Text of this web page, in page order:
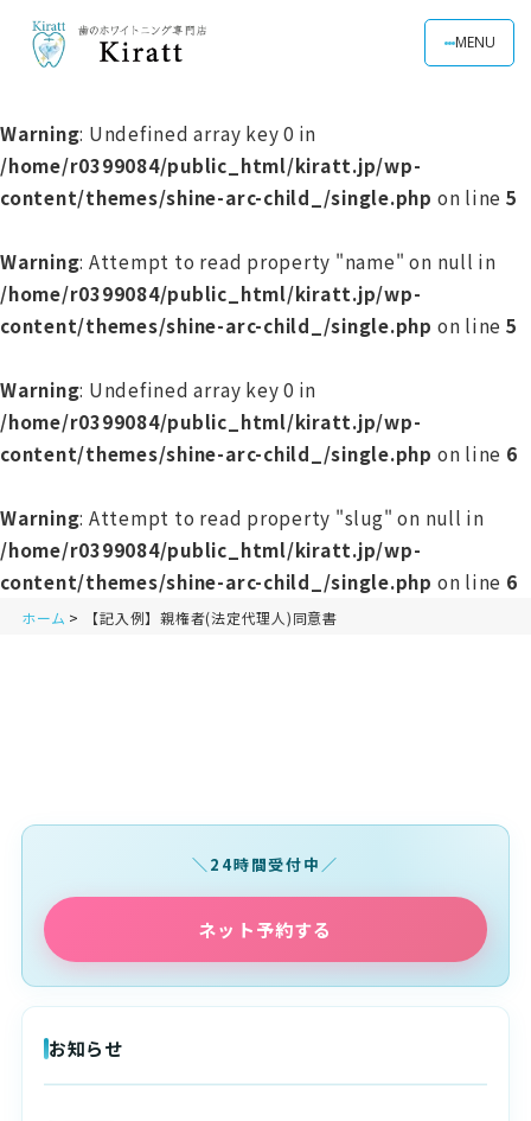
MENU
Warning: Undefined array key 0 in
/home/r0399084/public_html/kiratt.jp/wp-
content/themes/shine-arc-child_/single.php on line 5
Warning: Attempt to read property "name" on null in
/home/r0399084/public_html/kiratt.jp/wp-
content/themes/shine-arc-child_/single.php on line 5
Warning: Undefined array key 0 in
/home/r0399084/public_html/kiratt.jp/wp-
content/themes/shine-arc-child_/single.php on line 6
Warning: Attempt to read property "slug" on null in
/home/r0399084/public_html/kiratt.jp/wp-
content/themes/shine-arc-child_/single.php on line 6
ホーム 【記入例】親権者(法定代理人)同意書
24時間受付中
ネット予約する
お知らせ